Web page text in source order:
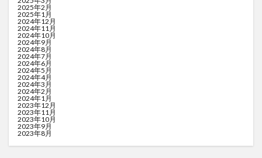
2025年2月
2025年1月
2024年12月
2024年11月
2024年10月
2024年9月
2024年8月
2024年7月
2024年6月
2024年5月
2024年4月
2024年3月
2024年2月
2024年1月
2023年12月
2023年11月
2023年10月
2023年9月
2023年8月